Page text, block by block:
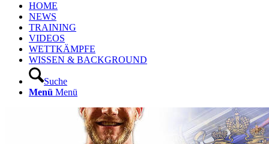
HOME
NEWS
TRAINING
VIDEOS
WETTKÄMPFE
WISSEN & BACKGROUND
Suche
Menü Menü